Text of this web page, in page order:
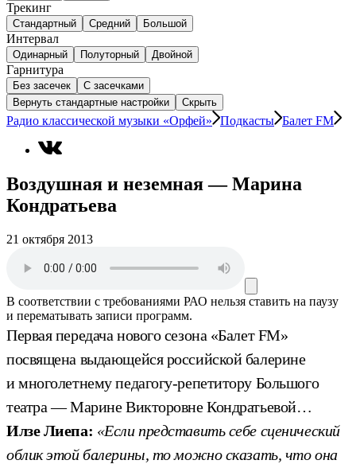
Трекинг
Стандартный Средний Большой
Интервал
Одинарный Полуторный Двойной
Гарнитура
Без засечек
С засечками
Вернуть стандартные настройки
Скрыть
Радио классической музыки «Орфей» Подкасты Балет FM
Воздушная и неземная — Марина
Кондратьева
21 октября 2013
В соответствии с требованиями РАО нельзя ставить на паузу
и перематывать записи программ.
Первая передача нового сезона «Балет FM»
посвящена выдающейся российской балерине
и многолетнему педагогу-репетитору Большого
театра — Марине Викторовне Кондратьевой…
Илзе Лиепа: «Если представить себе сценический
облик этой балерины, то можно сказать, что она